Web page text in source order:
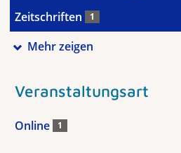
Zeitschriften 1
Mehr zeigen
Veranstaltungsart
Online 1